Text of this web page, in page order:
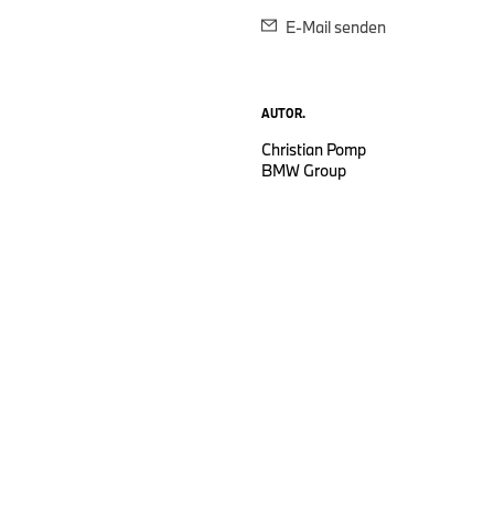
E-Mail senden
AUTOR.
Christian Pomp
BMW Group